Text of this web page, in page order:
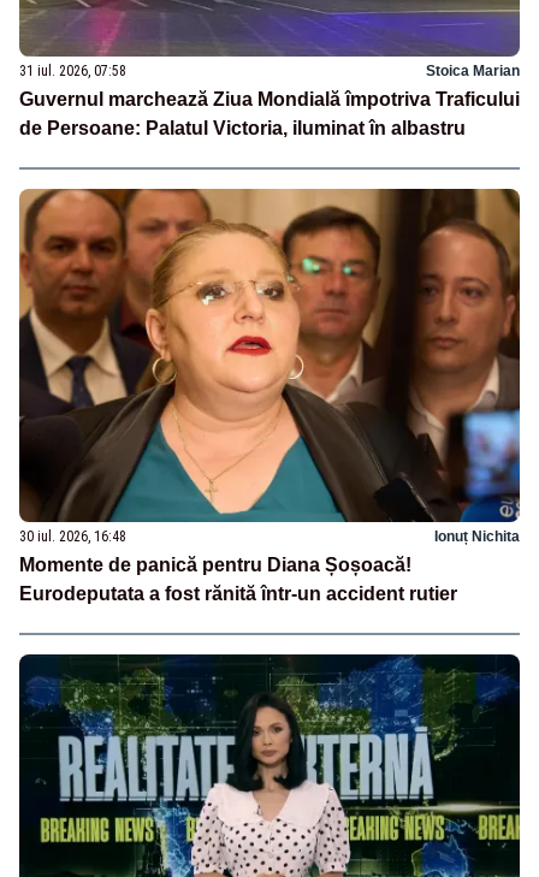
31 iul. 2026, 07:58 Stoica Marian
Guvernul marchează Ziua Mondială împotriva Traficului
de Persoane: Palatul Victoria, iluminat în albastru
30 iul. 2026, 16:48 Ionuț Nichita
Momente de panică pentru Diana Șoșoacă!
Eurodeputata a fost rănită într-un accident rutier